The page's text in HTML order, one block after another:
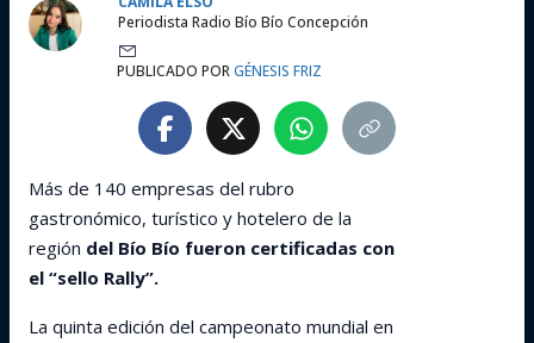
Periodista Radio Bío Bío Concepción
PUBLICADO PORGÉNESIS FRIZ
Más de 140 empresas del rubro
gastronómico, turístico y hotelero de la
región del Bío Bío fueron certificadas con
el “sello Rally”.
La quinta edición del campeonato mundial en